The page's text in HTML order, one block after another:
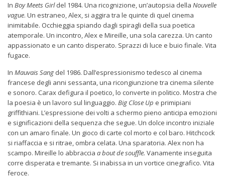
In Boy Meets Girldel 1984. Una ricognizione, un’autopsia della Nouvelle
vague. Un estraneo, Alex, si aggira tra le quinte di quel cinema
inimitabile. Occhieggia spiando dagli spiragli della sua poetica
atemporale. Un incontro, Alex e Mireille, una sola carezza. Un canto
appassionato e un canto disperato. Sprazzi di luce e buio finale. Vita
fugace.
In Mauvais Sang del 1986. Dall’espressionismo tedesco al cinema
francese degli anni sessanta, una ricongiunzione tra cinema silente
e sonoro. Carax defigura il poetico, lo converte in politico. Mostra che
la poesia è un lavoro sul linguaggio. Big Close Up e primipiani
griffithiani. L’espressione dei volti a schermo pieno anticipa emozioni
e significazioni della sequenza che segue. Un dolce incontro iniziale
con un amaro finale. Un gioco di carte col morto e col baro. Hitchcock
si riaffaccia e si ritrae, ombra celata. Una sparatoria. Alex non ha
scampo. Mireille lo abbraccia a bout de souffle. Vanamente inseguita
corre disperata e tremante. Si inabissa in un vortice cinegrafico. Vita
feroce.